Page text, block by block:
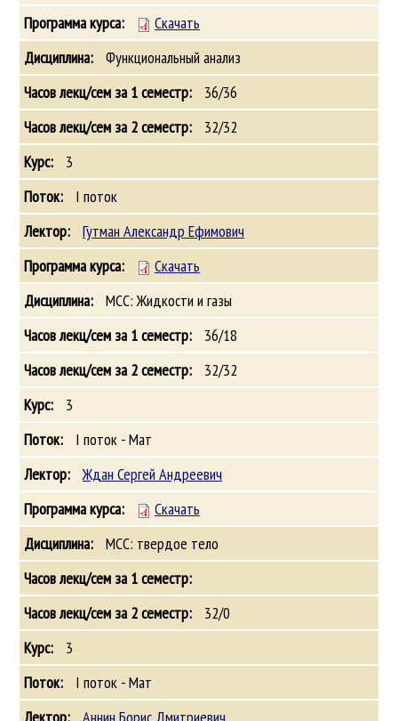
Скачать
Функциональный анализ
36/36
32/32
3
I поток
Гутман Александр Ефимович
Скачать
МСС: Жидкости и газы
36/18
32/32
3
I поток - Мат
Ждан Сергей Андреевич
Скачать
МСС: твердое тело
32/0
3
I поток - Мат